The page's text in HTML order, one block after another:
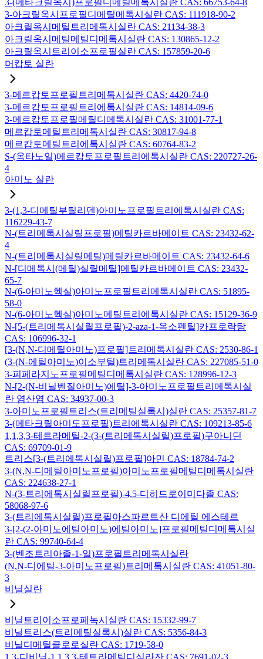
3-(메타크릴옥시)프로필디메틸메톡시실란 CAS: 66753-64-8
3-아크릴옥시프로필디메틸메톡시실란 CAS: 111918-90-2
아크릴옥시메틸트리메톡시실란 CAS: 21134-38-3
아크릴옥시메틸메틸디메톡시실란 CAS: 130865-12-2
아크릴옥시트리이소프로필실란 CAS: 157859-20-6
머캅토 실란
3-메르캅토프로필트리메톡시실란 CAS: 4420-74-0
3-메르캅토프로필트리에톡시실란 CAS: 14814-09-6
3-메르캅토프로필메틸디메톡시실란 CAS: 31001-77-1
메르캅토메틸트리메톡시실란 CAS: 30817-94-8
메르캅토메틸트리에톡시실란 CAS: 60764-83-2
S-(옥타노일)메르캅토프로필트리에톡시실란 CAS: 220727-26-
4
아미노 실란
3-(1,3-디메틸부틸리덴)아미노프로필트리에톡시실란 CAS:
116229-43-7
N-(트리메톡시실릴프로필)메틸카르바메이트 CAS: 23432-62-
4
N-(트리메톡시실릴메틸)메틸카르바메이트 CAS: 23432-64-6
N-[디메톡시(메틸)실릴메틸]메틸카르바메이트 CAS: 23432-
65-7
N-(6-아미노헥실)아미노프로필트리메톡시실란 CAS: 51895-
58-0
N-(6-아미노헥실)아미노메틸트리에톡시실란 CAS: 15129-36-9
N-[5-(트리메톡시실릴프로필)-2-aza-1-옥소펜틸]카프로락탐
CAS: 106996-32-1
[3-(N,N-디메틸아미노)프로필]트리메톡시실란 CAS: 2530-86-1
(3-(N-에틸아미노)이소부틸)트리메톡시실란 CAS: 227085-51-0
3-피페라지노프로필메틸디메톡시실란 CAS: 128996-12-3
N-[2-(N-비닐벤질아미노)에틸]-3-아미노프로필트리메톡시실
란 염산염 CAS: 34937-00-3
3-아미노프로필트리스(트리메틸실록시)실란 CAS: 25357-81-7
3-(메타크릴아미도프로필)트리에톡시실란 CAS: 109213-85-6
1,1,3,3-테트라메틸-2-(3-(트리메톡시실릴)프로필)구아니딘
CAS: 69709-01-9
트리스[3-(트리에톡시실릴)프로필]아민 CAS: 18784-74-2
3-(N,N-디메틸아미노프로필)아미노프로필메틸디메톡시실란
CAS: 224638-27-1
N-(3-트리에톡시실릴프로필)-4,5-디히드로이미다졸 CAS:
58068-97-6
3-(트리에톡시실릴)프로필아스파르트산 디에틸 에스테르
3-[2-(2-아미노에틸아미노)에틸아미노]프로필메틸디메톡시실
란 CAS: 99740-64-4
3-(벤조트리아졸-1-일)프로필트리메톡시실란
(N,N-디에틸-3-아미노프로필)트리메톡시실란 CAS: 41051-80-
3
비닐실란
비닐트리이소프로페녹시실란 CAS: 15332-99-7
비닐트리스(트리메틸실록시)실란 CAS: 5356-84-3
비닐디메틸클로로실란 CAS: 1719-58-0
1,3-디비닐-1,1,3,3-테트라메틸디실라잔 CAS: 7691-02-3